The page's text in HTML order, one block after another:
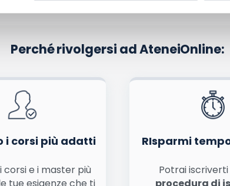
La tua email sarà utilizzata per comunicarti se qualcuno risponde al tuo commento e non sarà pubblicata. Dichiari di avere preso visione e di accettare quanto previsto dalla
per il prossimo commento.
e pubblica
Perché rivolgersi ad AteneiOnline:
i corsi più adatti
corsi e i master più
tue esigenze che ti
RIsparmi
Potrai
procedura di